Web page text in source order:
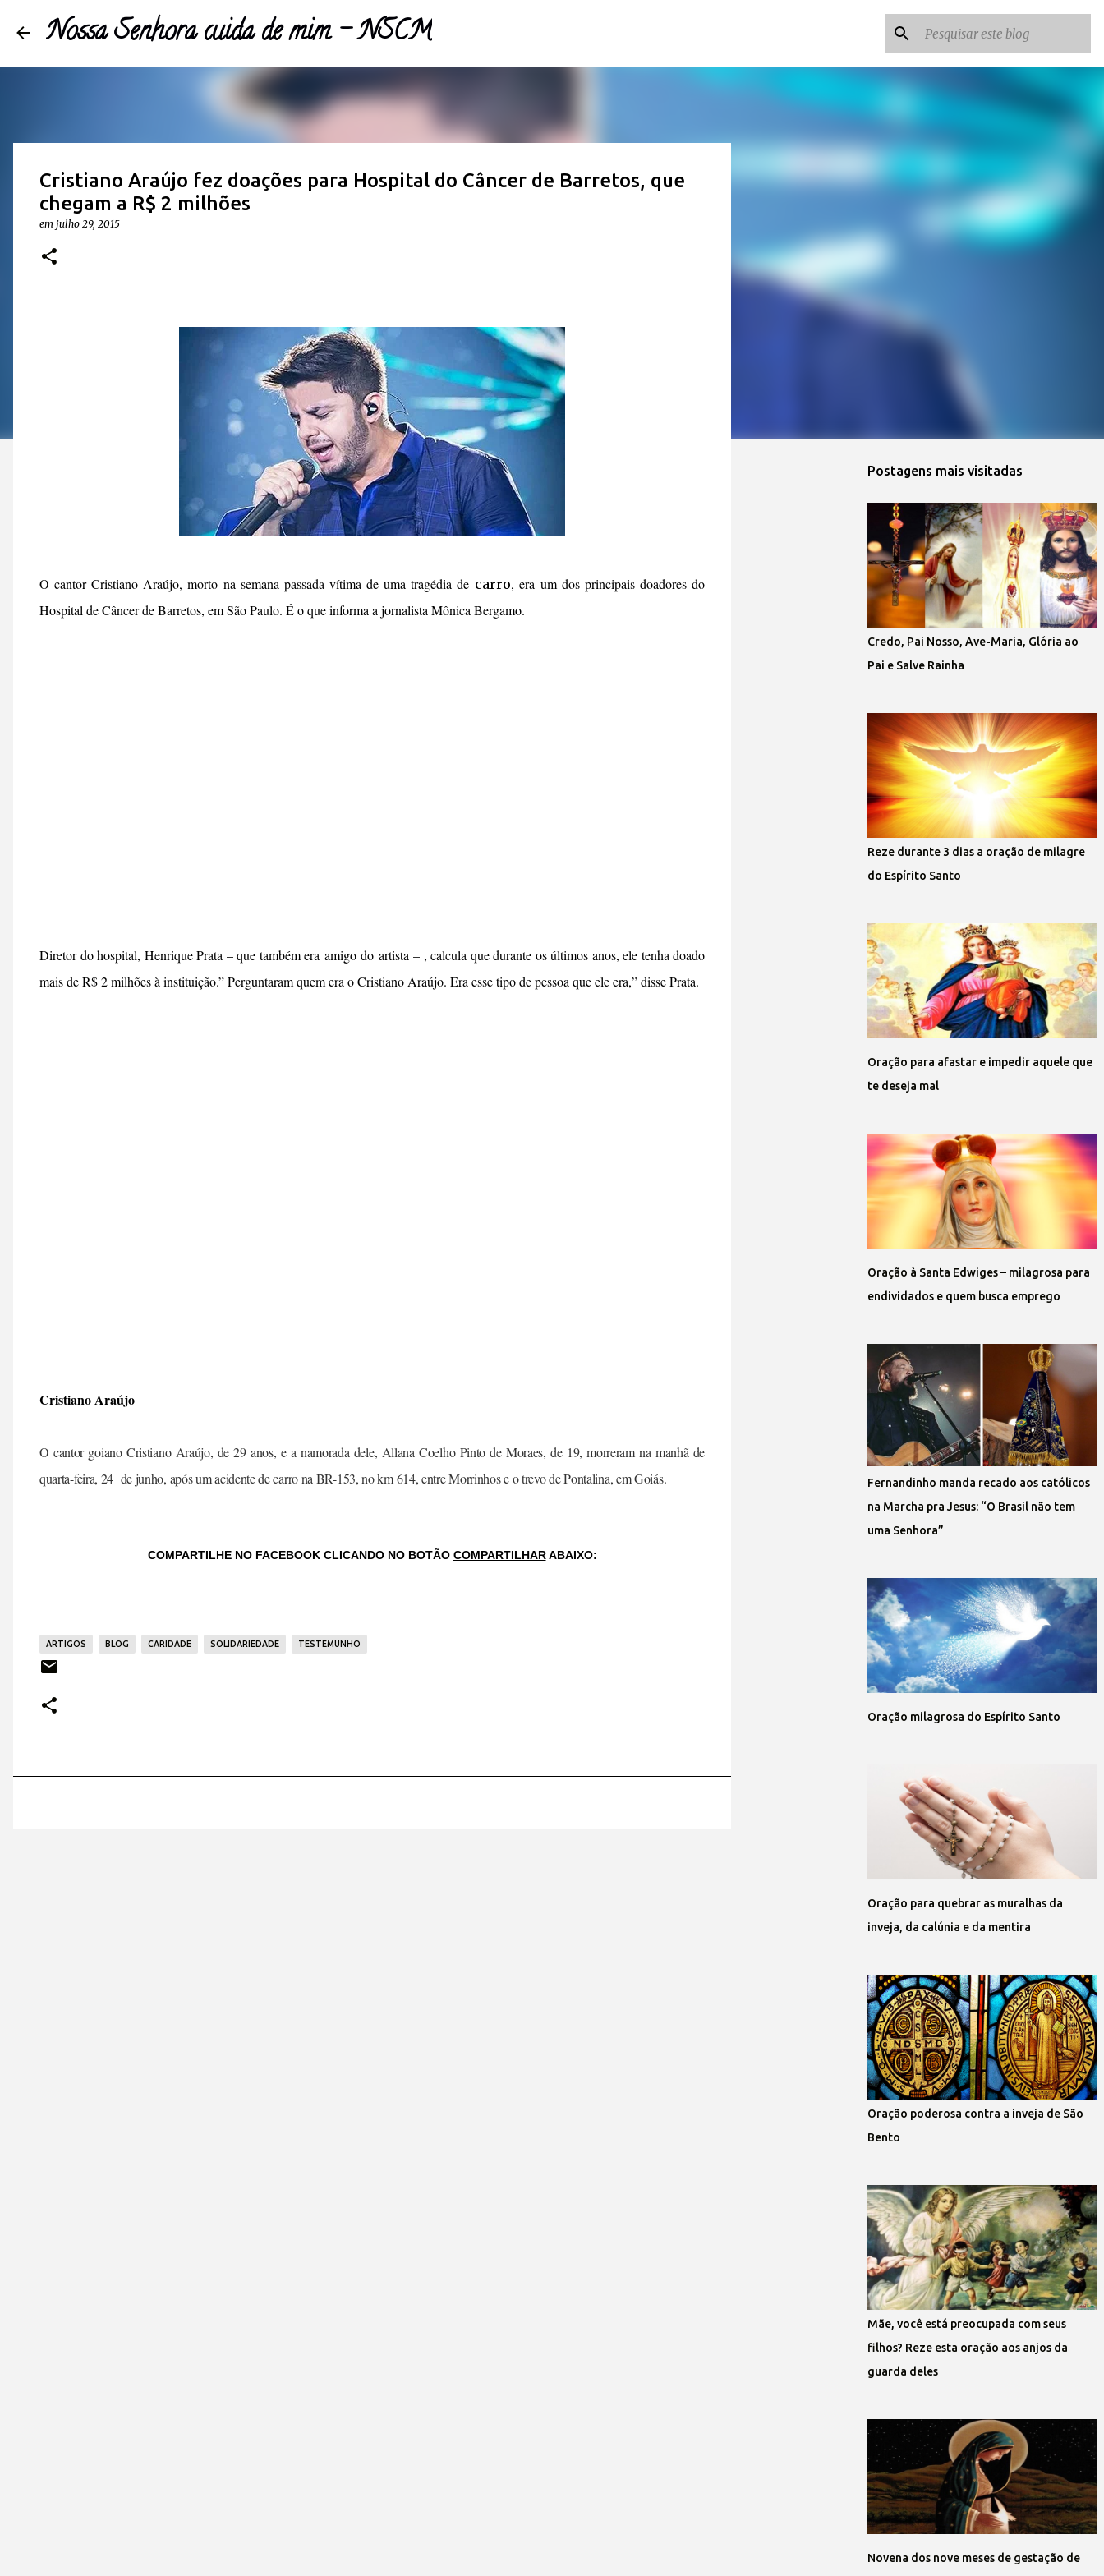
Nossa Senhora cuida de mim - NSCM
Cristiano Araújo fez doações para Hospital do Câncer de Barretos, que
chegam a R$ 2 milhões
em julho 29, 2015
O cantor Cristiano Araújo, morto na semana passada vítima de uma tragédia de carro, era um dos principais doadores do
Hospital de Câncer de Barretos, em São Paulo. É o que informa a jornalista Mônica Bergamo.
Diretor do hospital, Henrique Prata – que também era amigo do artista – , calcula que durante os últimos anos, ele tenha doado
mais de R$ 2 milhões à instituição.” Perguntaram quem era o Cristiano Araújo. Era esse tipo de pessoa que ele era,” disse Prata.
Cristiano Araújo
O cantor goiano Cristiano Araújo, de 29 anos, e a namorada dele, Allana Coelho Pinto de Moraes, de 19, morreram na manhã de
quarta-feira, 24 de junho, após um acidente de carro na BR-153, no km 614, entre Morrinhos e o trevo de Pontalina, em Goiás.
COMPARTILHE NO FACEBOOK CLICANDO NO BOTÃO COMPARTILHARABAIXO:
ARTIGOS BLOG CARIDADE SOLIDARIEDADE TESTEMUNHO
Postagens mais visitadas
Credo, Pai Nosso, Ave-Maria, Glória ao
Pai e Salve Rainha
Reze durante 3 dias a oração de milagre
do Espírito Santo
Oração para afastar e impedir aquele que
te deseja mal
Oração à Santa Edwiges – milagrosa para
endividados e quem busca emprego
Fernandinho manda recado aos católicos
na Marcha pra Jesus: “O Brasil não tem
uma Senhora”
Oração milagrosa do Espírito Santo
Oração para quebrar as muralhas da
inveja, da calúnia e da mentira
Oração poderosa contra a inveja de São
Bento
Mãe, você está preocupada com seus
filhos? Reze esta oração aos anjos da
guarda deles
Novena dos nove meses de gestação de